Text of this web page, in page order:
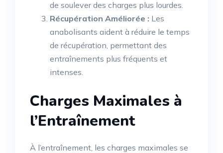
de soulever des charges plus lourdes.
Récupération Améliorée : Les
anabolisants aident à réduire le temps
de récupération, permettant des
entraînements plus fréquents et
intenses.
Charges Maximales à
l’Entraînement
À l’entraînement, les charges maximales se